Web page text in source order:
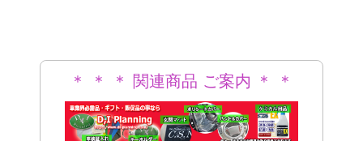
＊ ＊ ＊ 関連商品 ご案内 ＊ ＊
＊